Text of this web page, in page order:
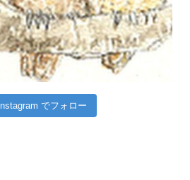
Instagram でフォロー